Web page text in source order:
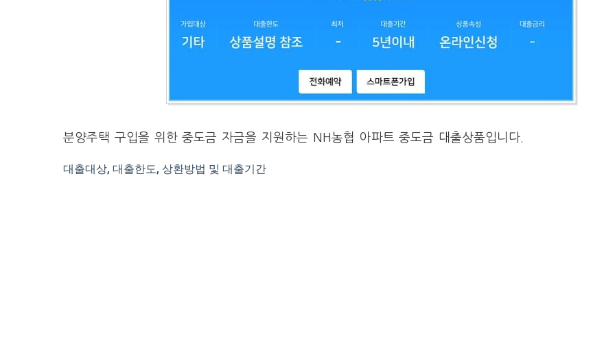
분양주택 구입을 위한 중도금 자금을 지원하는 NH농협 아파트 중도금 대출상품입니다.
대출대상, 대출한도, 상환방법 및 대출기간